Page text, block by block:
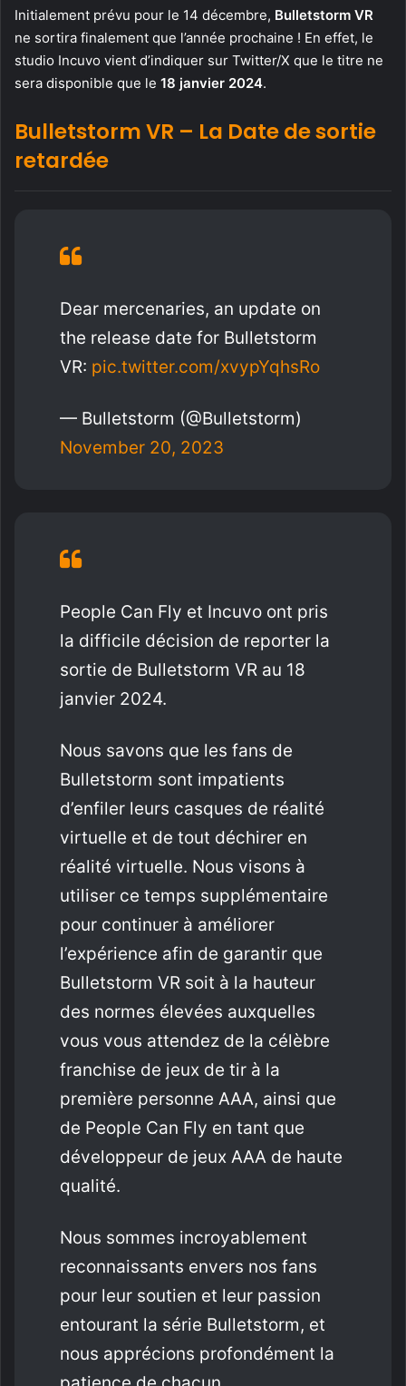
Initialement prévu pour le 14 décembre, Bulletstorm VR
ne sortira finalement que l’année prochaine ! En effet, le
studio Incuvo vient d’indiquer sur Twitter/X que le titre ne
sera disponible que le 18 janvier 2024.
Bulletstorm VR – La Date de sortie
retardée
Dear mercenaries, an update on
the release date for Bulletstorm
VR: pic.twitter.com/xvypYqhsRo
— Bulletstorm (@Bulletstorm)
November 20, 2023
People Can Fly et Incuvo ont pris
la difficile décision de reporter la
sortie de Bulletstorm VR au 18
janvier 2024.
Nous savons que les fans de
Bulletstorm sont impatients
d’enfiler leurs casques de réalité
virtuelle et de tout déchirer en
réalité virtuelle. Nous visons à
utiliser ce temps supplémentaire
pour continuer à améliorer
l’expérience afin de garantir que
Bulletstorm VR soit à la hauteur
des normes élevées auxquelles
vous vous attendez de la célèbre
franchise de jeux de tir à la
première personne AAA, ainsi que
de People Can Fly en tant que
développeur de jeux AAA de haute
qualité.
Nous sommes incroyablement
reconnaissants envers nos fans
pour leur soutien et leur passion
entourant la série Bulletstorm, et
nous apprécions profondément la